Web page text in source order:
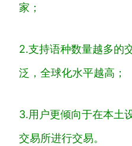
家；
2.支持语种数量越多的
泛，全球化水平越高；
3.用户更倾向于在本土
交易所进行交易。